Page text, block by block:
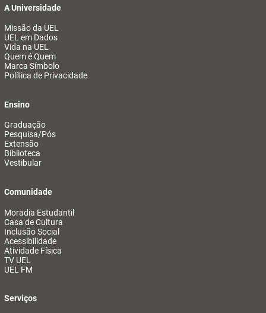
A Universidade
Missão da UEL
UEL em Dados
Vida na UEL
Quem é Quem
Marca Símbolo
Política de Privacidade
Ensino
Graduação
Pesquisa/Pós
Extensão
Biblioteca
Vestibular
Comunidade
Moradia Estudantil
Casa de Cultura
Inclusão Social
Acessibilidade
Atividade Física
TV UEL
UEL FM
Serviços